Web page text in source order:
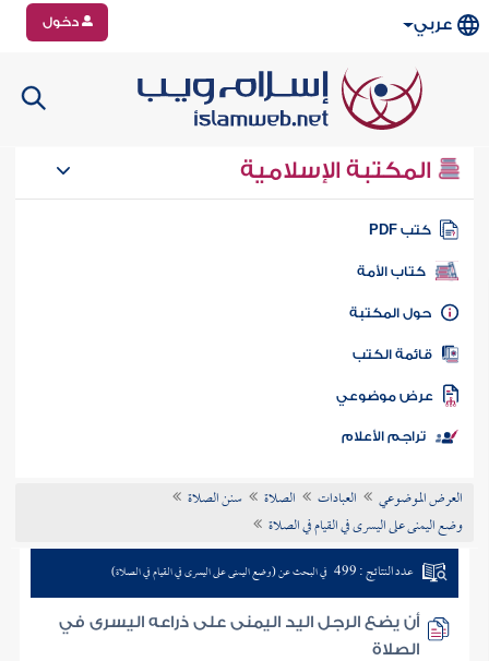
عربي دخول
المكتبة الإسلامية
كتب PDF
كتاب الأمة
المكتبة
الكتب
موضوعي
تراجم الأعلام
العرض الموضوعي العبادات الصلاة
سنن الصلاة
وضع اليمنى على اليسرى في القيام في الصلاة
عدد النتائج : 499 في البحث عن (وضع اليمنى على اليسرى في القيام في الصلاة)
أن يضع الرجل اليد اليمنى على ذراعه اليسرى في
الصلاة